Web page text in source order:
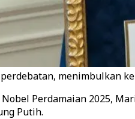
menimbulkan
Perdamaian 2025,
Putih.